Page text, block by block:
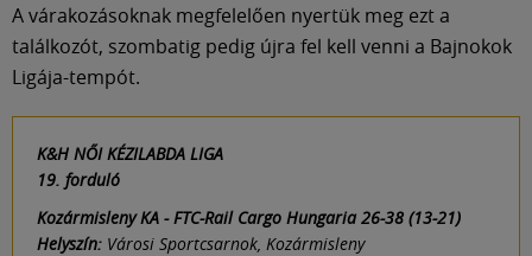
A várakozásoknak megfelelően nyertük meg ezt a
találkozót, szombatig pedig újra fel kell venni a Bajnokok
Ligája-tempót.
K&H NŐI KÉZILABDA LIGA
19. forduló
Kozármisleny KA - FTC-Rail Cargo Hungaria 26-38 (13-21)
Helyszín: Városi Sportcsarnok, Kozármisleny